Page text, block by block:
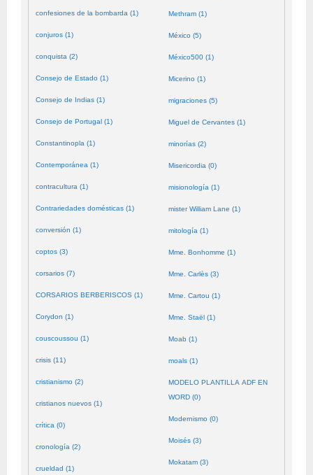
confesiones de la bombarda (1)
conjuros (1)
conquista (2)
Consejo de Estado (1)
Consejo de Indias (1)
Consejo de Portugal (1)
Constantinopla (1)
Contemporánea (1)
contracultura (1)
Contrariedades domésticas (1)
conversión (1)
coptos (3)
corsarios (7)
CORSARIOS BERBERISCOS (1)
Corydon (1)
couscoussou (1)
crisis (11)
cristianismo (2)
cristianos nuevos (1)
crítica (0)
cronología (2)
crueldad (1)
Methram (1)
México (5)
México500 (1)
Micerino (1)
migraciones (5)
Miguel de Cervantes (1)
minorías (2)
Misericordia (0)
misionología (1)
mister William Lane (1)
mitología (1)
Mme. Bonhomme (1)
Mme. Carlès (3)
Mme. Cartou (1)
Mme. Staël (1)
Moab (1)
moals (1)
MODELO PLANTILLA ADF EN
WORD (0)
Modernismo (0)
Moisés (3)
Mokatam (3)